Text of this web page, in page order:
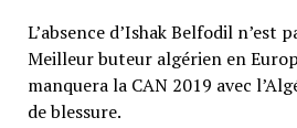
L’absence d’Ishak Belfodil n’est
Meilleur buteur algérien en
manquera la CAN 2019 avec
de blessure.